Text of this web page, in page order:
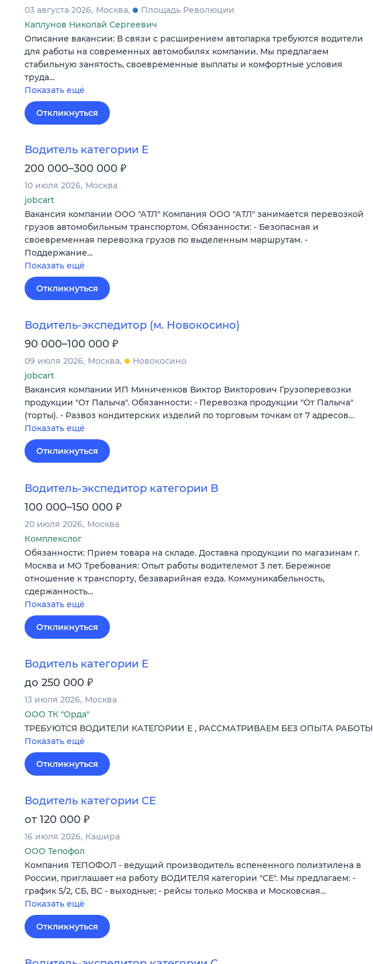
03 августа 2026 Москва
Площадь Революции
Каплунов Николай Сергеевич
Описание вакансии: В связи с расширением автопарка требуются водители
для работы на современных автомобилях компании. Мы предлагаем
стабильную занятость, своевременные выплаты и комфортные условия
труда…
Показать ещё
Откликнуться
Водитель категории Е
200 000–300 000 ₽
10 июля 2026 Москва
jobcart
Вакансия компании ООО "АТЛ" Компания ООО "АТЛ" занимается перевозкой
грузов автомобильным транспортом. Обязанности: - Безопасная и
своевременная перевозка грузов по выделенным маршрутам. -
Поддержание…
Показать ещё
Откликнуться
Водитель-экспедитор (м. Новокосино)
90 000–100 000 ₽
09 июля 2026 Москва
Новокосино
jobcart
Вакансия компании ИП Миниченков Виктор Викторович Грузоперевозки
продукции "От Палыча". Обязанности: - Перевозка продукции "От Палыча"
(торты). - Развоз кондитерских изделий по торговым точкам от 7 адресов…
Показать ещё
Откликнуться
Водитель-экспедитор категории B
100 000–150 000 ₽
20 июля 2026 Москва
Комплекслог
Обязанности: Прием товара на складе. Доставка продукции по магазинам г.
Москва и МО Требования: Опыт работы водителемот 3 лет. Бережное
отношение к транспорту, безаварийная езда. Коммуникабельность,
сдержанность…
Показать ещё
Откликнуться
Водитель категории Е
до 250 000 ₽
13 июля 2026 Москва
ООО ТК "Орда"
ТРЕБУЮТСЯ ВОДИТЕЛИ КАТЕГОРИИ Е , РАССМАТРИВАЕМ БЕЗ ОПЫТА РАБОТЫ
Показать ещё
Откликнуться
Водитель категории СЕ
от 120 000 ₽
16 июля 2026 Кашира
ООО Тепофол
Компания ТЕПОФОЛ - ведущий производитель вспененного полиэтилена в
России, приглашает на работу ВОДИТЕЛЯ категории "СЕ". Мы предлагаем: -
график 5/2, СБ, ВС - выходные; - рейсы только Москва и Московская…
Показать ещё
Откликнуться